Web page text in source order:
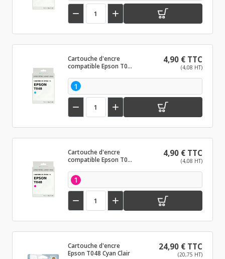
 
Cartouche d'encre
compatible Epson T048
4,90 € TTC
(4,08 HT)
1
 
Cartouche d'encre
compatible Epson T048
4,90 € TTC
(4,08 HT)
1
 
Cartouche d'encre
Epson T048 Cyan Clair
24,90 € TTC
(20,75 HT)